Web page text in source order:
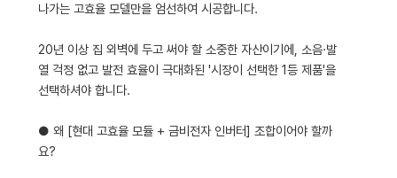
나가는 고효율 모델만을 엄선하여 시공합니다.
20년 이상 집 외벽에 두고 써야 할 소중한 자산이기에, 소음·발
열 걱정 없고 발전 효율이 극대화된 '시장이 선택한 1등 제품'을
선택하셔야 합니다.
● 왜 [현대 고효율 모듈 + 금비전자 인버터] 조합이어야 할까
요?